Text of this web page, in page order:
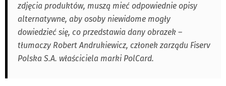
zdjęcia produktów, muszą mieć odpowiednie opisy
alternatywne, aby osoby niewidome mogły
dowiedzieć się, co przedstawia dany obrazek –
tłumaczy Robert Andrukiewicz, członek zarządu Fiserv
Polska S.A. właściciela marki PolCard.